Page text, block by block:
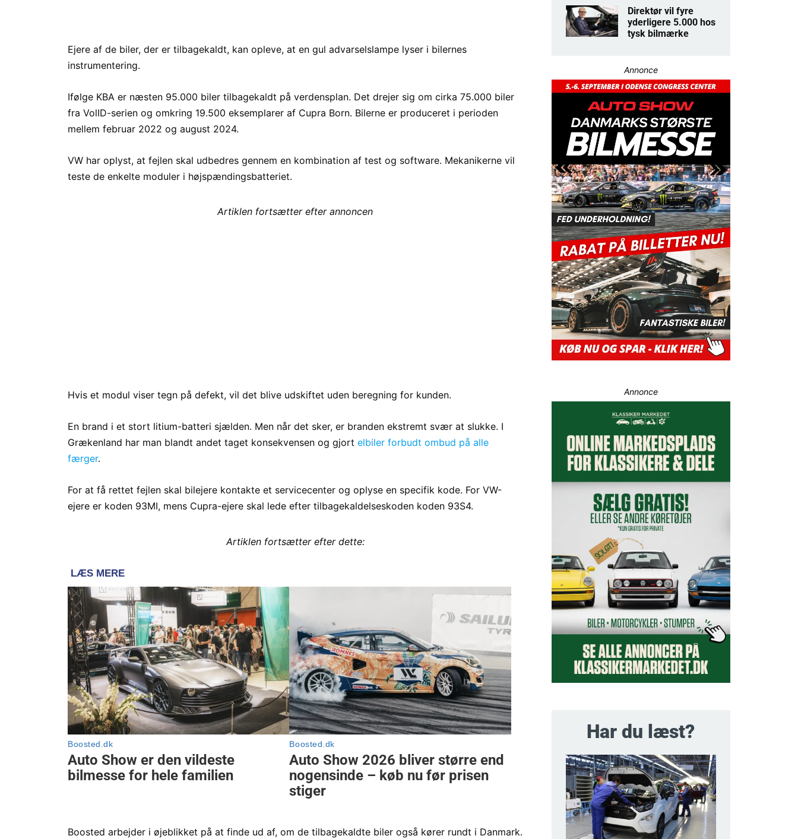
Ejere af de biler, der er tilbagekaldt, kan opleve, at en gul advarselslampe lyser i bilernes
instrumentering.
Ifølge KBA er næsten 95.000 biler tilbagekaldt på verdensplan. Det drejer sig om cirka 75.000 biler
fra VolID-serien og omkring 19.500 eksemplarer af Cupra Born. Bilerne er produceret i perioden
mellem februar 2022 og august 2024.
VW har oplyst, at fejlen skal udbedres gennem en kombination af test og software. Mekanikerne vil
teste de enkelte moduler i højspændingsbatteriet.
Artiklen fortsætter efter annoncen
Hvis et modul viser tegn på defekt, vil det blive udskiftet uden beregning for kunden.
En brand i et stort litium-batteri sjælden. Men når det sker, er branden ekstremt svær at slukke. I
Grækenland har man blandt andet taget konsekvensen og gjort elbiler forbudt ombud på alle
færger.
For at få rettet fejlen skal bilejere kontakte et servicecenter og oplyse en specifik kode. For VW-
ejere er koden 93MI, mens Cupra-ejere skal lede efter tilbagekaldelseskoden koden 93S4.
Artiklen fortsætter efter dette:
Boosted arbejder i øjeblikket på at finde ud af, om de tilbagekaldte biler også kører rundt i Danmark.
Direktør vil fyre
yderligere 5.000 hos
tysk bilmærke
Annonce
Annonce
Har du læst?